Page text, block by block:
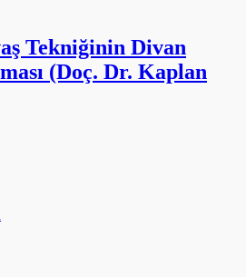
Tekniğinin Divan
(Doç. Dr. Kaplan